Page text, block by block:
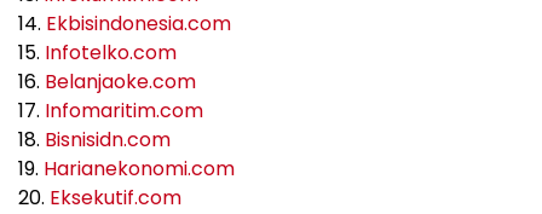
14. Ekbisindonesia.com
15. Infotelko.com
16. Belanjaoke.com
17. Infomaritim.com
18. Bisnisidn.com
19. Harianekonomi.com
20. Eksekutif.com